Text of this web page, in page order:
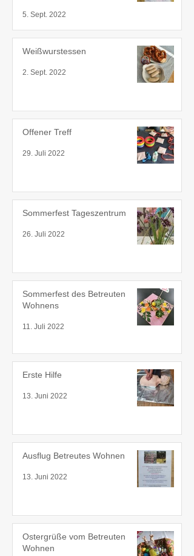
5. Sept. 2022
Weißwurstessen
2. Sept. 2022
Offener Treff
29. Juli 2022
Sommerfest Tageszentrum
26. Juli 2022
Sommerfest des Betreuten
Wohnens
11. Juli 2022
Erste Hilfe
13. Juni 2022
Ausflug Betreutes Wohnen
13. Juni 2022
Ostergrüße vom Betreuten
Wohnen